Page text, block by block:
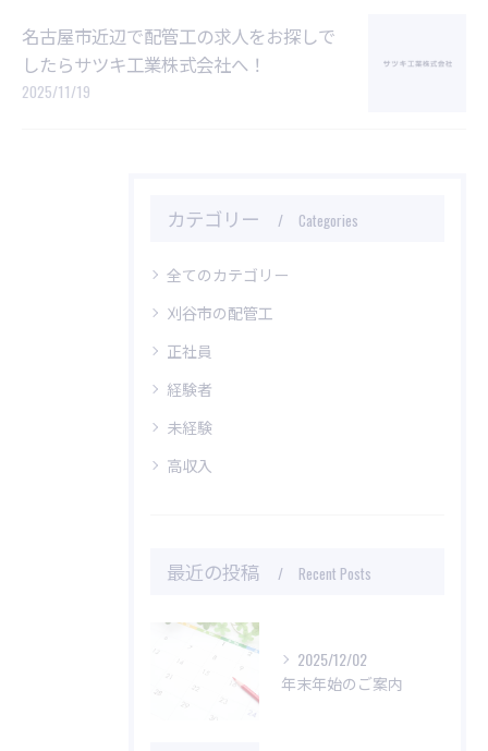
名古屋市近辺で配管工の求人をお探しで
したらサツキ工業株式会社へ！
2025/11/19
カテゴリー Categories
全てのカテゴリー
刈谷市の配管工
正社員
経験者
未経験
高収入
最近の投稿 Recent Posts
2025/12/02
年末年始のご案内